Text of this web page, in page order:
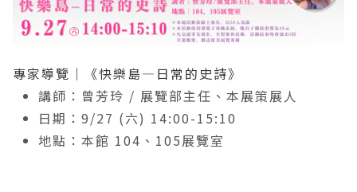
典藏3D手上Run
2021 TAKAO．台客．南方HUE：李俊賢
南方作為相遇之所
2019 奔‧月—劉國松
感動虎 高美特展
感動鼠 高美特展
尋寶高雄 - 校園推廣教材
專家導覽｜《快樂島—日常的史詩》
講師：曾芳玲 / 展覽部主任、本展策展人
日期：9/27 (六) 14:00-15:10
地點：本館 104、105展覽室